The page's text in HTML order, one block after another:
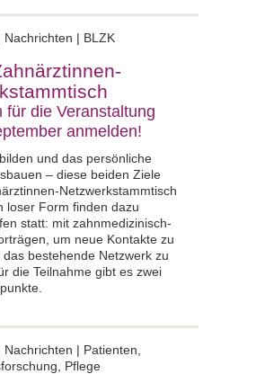
Nachrichten | BLZK
für die Veranstaltung
anmelden!
und das persönliche
– diese beiden Ziele
Netzwerkstammtisch
loser Form finden dazu
statt: mit zahnmedizinisch-
um neue Kontakte zu
bestehende Netzwerk zu
die Teilnahme gibt es zwei
Nachrichten | Patienten,
Pflege